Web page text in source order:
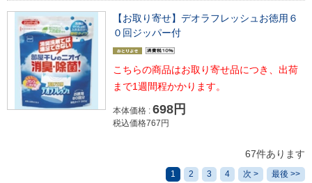
【お取り寄せ】デオラフレッシュお徳用６
０回ジッパー付
こちらの商品はお取り寄せ品につき、出荷
まで1週間程かかります。
本体価格 : 698円
税込価格767円
67件あります
1 2 3 4 次 > 最後 >>